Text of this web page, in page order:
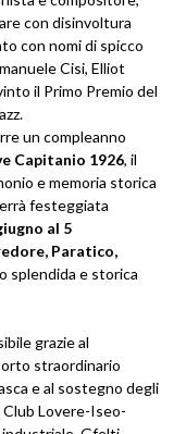
con disinvoltura
con nomi di spicco
Cisi, Elliot
il Primo Premio del
un compleanno
Capitanio 1926, il
e memoria storica
festeggiata
al 5
re, Paratico,
splendida e storica
grazie al
straordinario
e al sostegno degli
Club Lovere-Iseo-